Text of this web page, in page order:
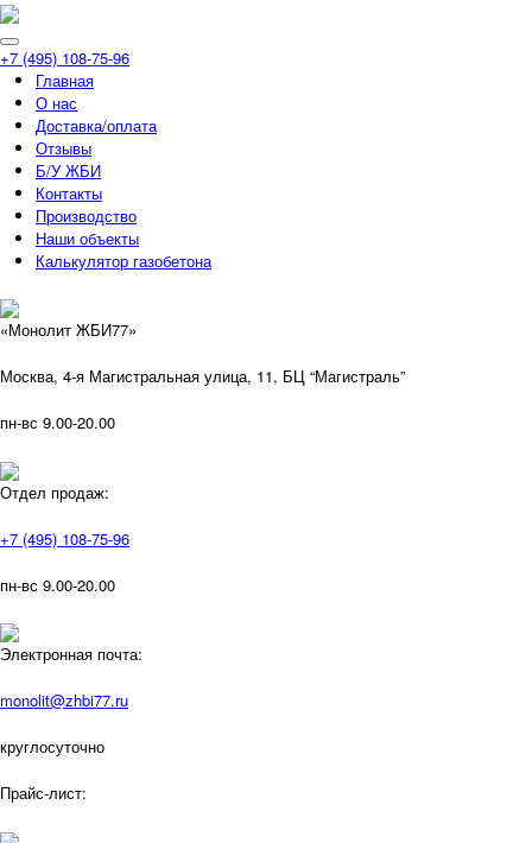
+7 (495) 108-75-96
Главная
О нас
Доставка/оплата
Отзывы
Б/У ЖБИ
Контакты
Производство
Наши объекты
Калькулятор газобетона
«Монолит ЖБИ77»
Москва, 4-я Магистральная улица, 11, ​БЦ “Магистраль”
пн-вс 9.00-20.00
Отдел продаж:
+7 (495) 108-75-96
пн-вс 9.00-20.00
Электронная почта:
monolit@zhbi77.ru
круглосуточно
Прайс-лист: